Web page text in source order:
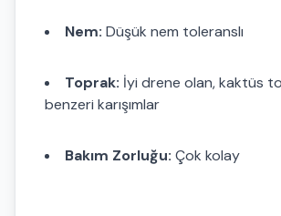
Nem: Düşük nem toleranslı
Toprak: İyi drene olan, kaktüs
benzeri karışımlar
Bakım Zorluğu: Çok kolay